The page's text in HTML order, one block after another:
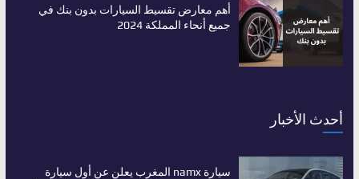
أهم معارض تقسيط السيارات بدون بنك في
جميع أنحاء المملكة 2024
أحدث الأخبار
سيارة namx المغرب يعلن عن أول سيارة